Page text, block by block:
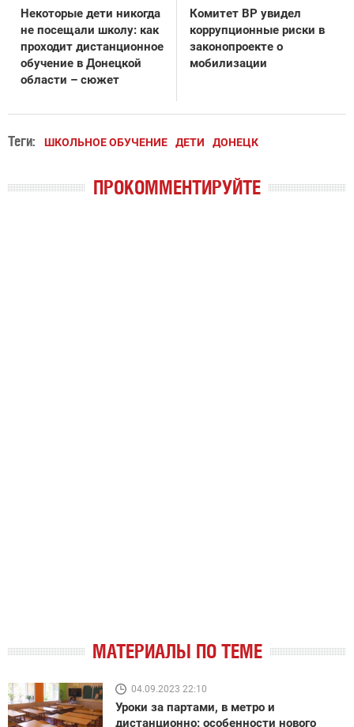
Некоторые дети никогда
не посещали школу: как
проходит дистанционное
обучение в Донецкой
области – сюжет
Комитет ВР увидел
коррупционные риски в
законопроекте о
мобилизации
Теги: ШКОЛЬНОЕ ОБУЧЕНИЕ ДЕТИ ДОНЕЦК
ПРОКОММЕНТИРУЙТЕ
МАТЕРИАЛЫ ПО ТЕМЕ
04.09.2023 22:10
Уроки за партами, в метро и
дистанционно: особенности нового